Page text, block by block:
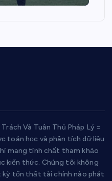
Và Tuân Thủ Pháp Lý =
toán học và phân tích dữ liệu
mang tính chất tham khảo
kiến thức. Chúng tôi không
kỳ tổn thất tài chính nào phát